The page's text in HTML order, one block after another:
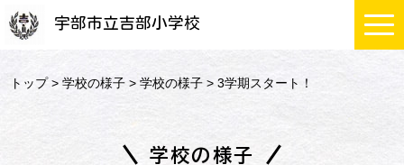
宇部市立吉部小学校
トップ>学校の様子 >学校の様子 > 3学期スタート！
学校の様子